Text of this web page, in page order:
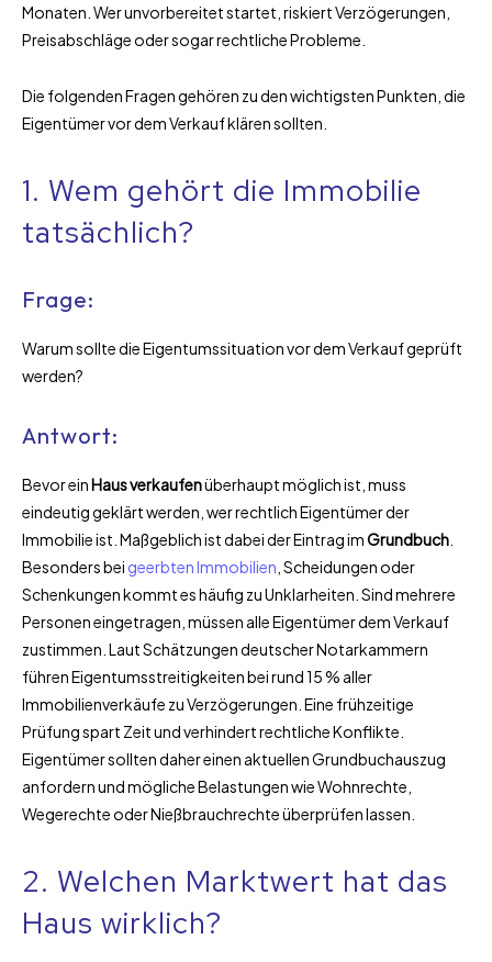
Monaten. Wer unvorbereitet startet, riskiert Verzögerungen,
Preisabschläge oder sogar rechtliche Probleme.
Die folgenden Fragen gehören zu den wichtigsten Punkten, die
Eigentümer vor dem Verkauf klären sollten.
1. Wem gehört die Immobilie
tatsächlich?
Frage:
Warum sollte die Eigentumssituation vor dem Verkauf geprüft
werden?
Antwort:
Bevor einHaus verkaufenüberhaupt möglich ist, muss
eindeutig geklärt werden, wer rechtlich Eigentümer der
Immobilie ist. Maßgeblich ist dabei der Eintrag imGrundbuch
Besonders bei geerbten Immobilien , Scheidungen oder
Schenkungen kommt es häufig zu Unklarheiten. Sind mehrere
Personen eingetragen, müssen alle Eigentümer dem Verkauf
zustimmen. Laut Schätzungen deutscher Notarkammern
führen Eigentumsstreitigkeiten bei rund 15 % aller
Immobilienverkäufe zu Verzögerungen. Eine frühzeitige
Prüfung spart Zeit und verhindert rechtliche Konflikte.
Eigentümer sollten daher einen aktuellen Grundbuchauszug
anfordern und mögliche Belastungen wie Wohnrechte,
Wegerechte oder Nießbrauchrechte überprüfen lassen.
2. Welchen Marktwert hat das
Haus wirklich?